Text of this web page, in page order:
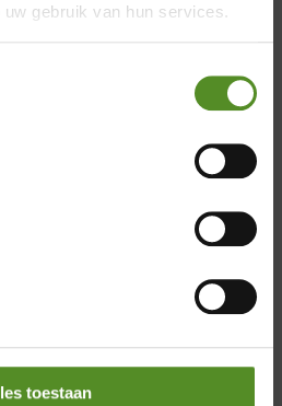
gebruik van hun services.
toestaan
12:00 – 17:00
– 17:00